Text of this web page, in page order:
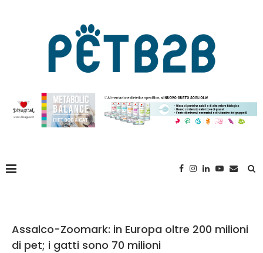
Assalco-Zoomark: in Europa oltre 200 milioni
di pet; i gatti sono 70 milioni